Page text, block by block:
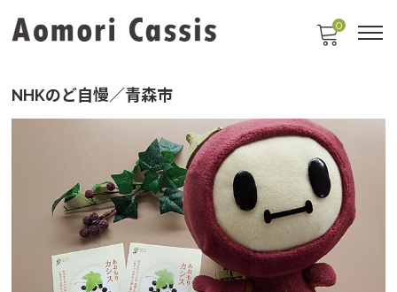
0
NHKのど自慢／青森市